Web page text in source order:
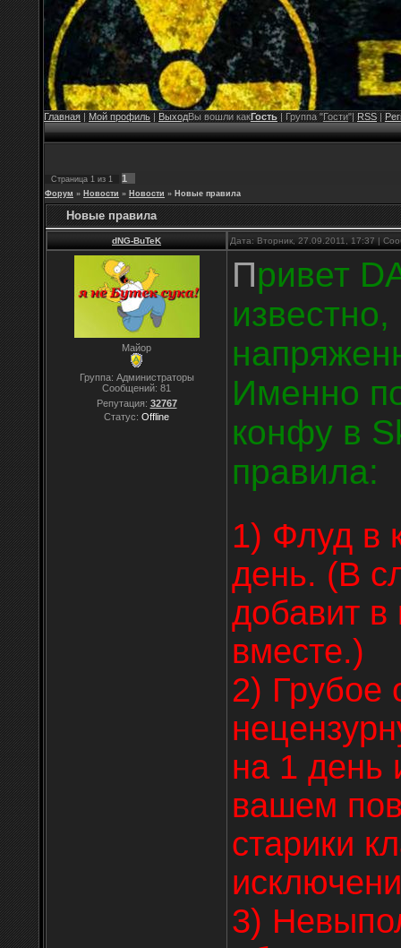
Главная|Мой профиль| ВыходВы вошли какГость| Группа "Гости"|RSS|
Страница 1 из 1 1
Форум » Новости » Новости » Новые правила
Новые правила
dNG-BuTeK Дата: Вторник, 27.09.2011, 17:37 |
Майор
Группа: Администраторы
Сообщений: 81
Репутация: 32767
Статус: Offline
Привет
Именно
конфу в
правила:
1) Флуд в
день. (В
добавит
вместе.)
2) Грубое
на 1 день
вашем
старики
3)